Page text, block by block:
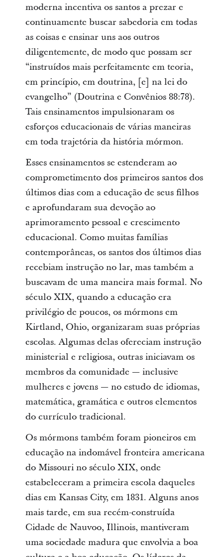
moderna incentiva os santos a prezar e
continuamente buscar sabedoria em todas
as coisas e ensinar uns aos outros
diligentemente, de modo que possam ser
“instruídos mais perfeitamente em teoria,
em princípio, em doutrina, [e] na lei do
evangelho” (Doutrina e Convênios 88:78).
Tais ensinamentos impulsionaram os
esforços educacionais de várias maneiras
em toda trajetória da história mórmon.
Esses ensinamentos se estenderam ao
comprometimento dos primeiros santos dos
últimos dias com a educação de seus filhos
e aprofundaram sua devoção ao
aprimoramento pessoal e crescimento
educacional. Como muitas famílias
contemporâneas, os santos dos últimos dias
recebiam instrução no lar, mas também a
buscavam de uma maneira mais formal. No
século XIX, quando a educação era
privilégio de poucos, os mórmons em
Kirtland, Ohio, organizaram suas próprias
escolas. Algumas delas ofereciam instrução
ministerial e religiosa, outras iniciavam os
membros da comunidade — inclusive
mulheres e jovens — no estudo de idiomas,
matemática, gramática e outros elementos
do currículo tradicional.
Os mórmons também foram pioneiros em
educação na indomável fronteira americana
do Missouri no século XIX, onde
estabeleceram a primeira escola daqueles
dias em Kansas City, em 1831. Alguns anos
mais tarde, em sua recém-construída
Cidade de Nauvoo, Illinois, mantiveram
uma sociedade madura que envolvia a boa